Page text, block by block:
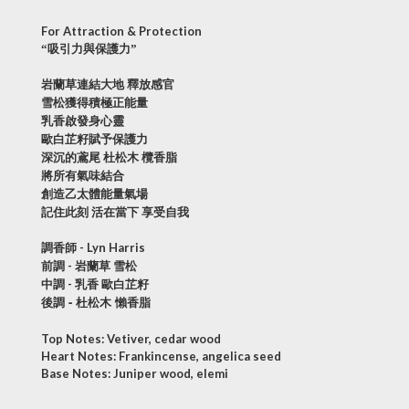
For Attraction & Protection
“吸引力與保護力”
岩蘭草連結大地 釋放感官
雪松獲得積極正能量
乳香啟發身心靈
歐白芷籽賦予保護力
深沉的鳶尾 杜松木 欖香脂
將所有氣味結合
創造乙太體能量氣場
記住此刻 活在當下 享受自我
調香師 - Lyn Harris
前調 - 岩蘭草 雪松
中調 - 乳香 歐白芷籽
後調 - 杜松木 懶香脂
Top Notes: Vetiver, cedar wood
Heart Notes: Frankincense, angelica seed
Base Notes: Juniper wood, elemi